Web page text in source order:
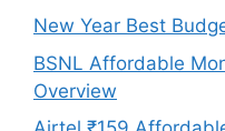
New Year Best
BSNL Affordable
Overview